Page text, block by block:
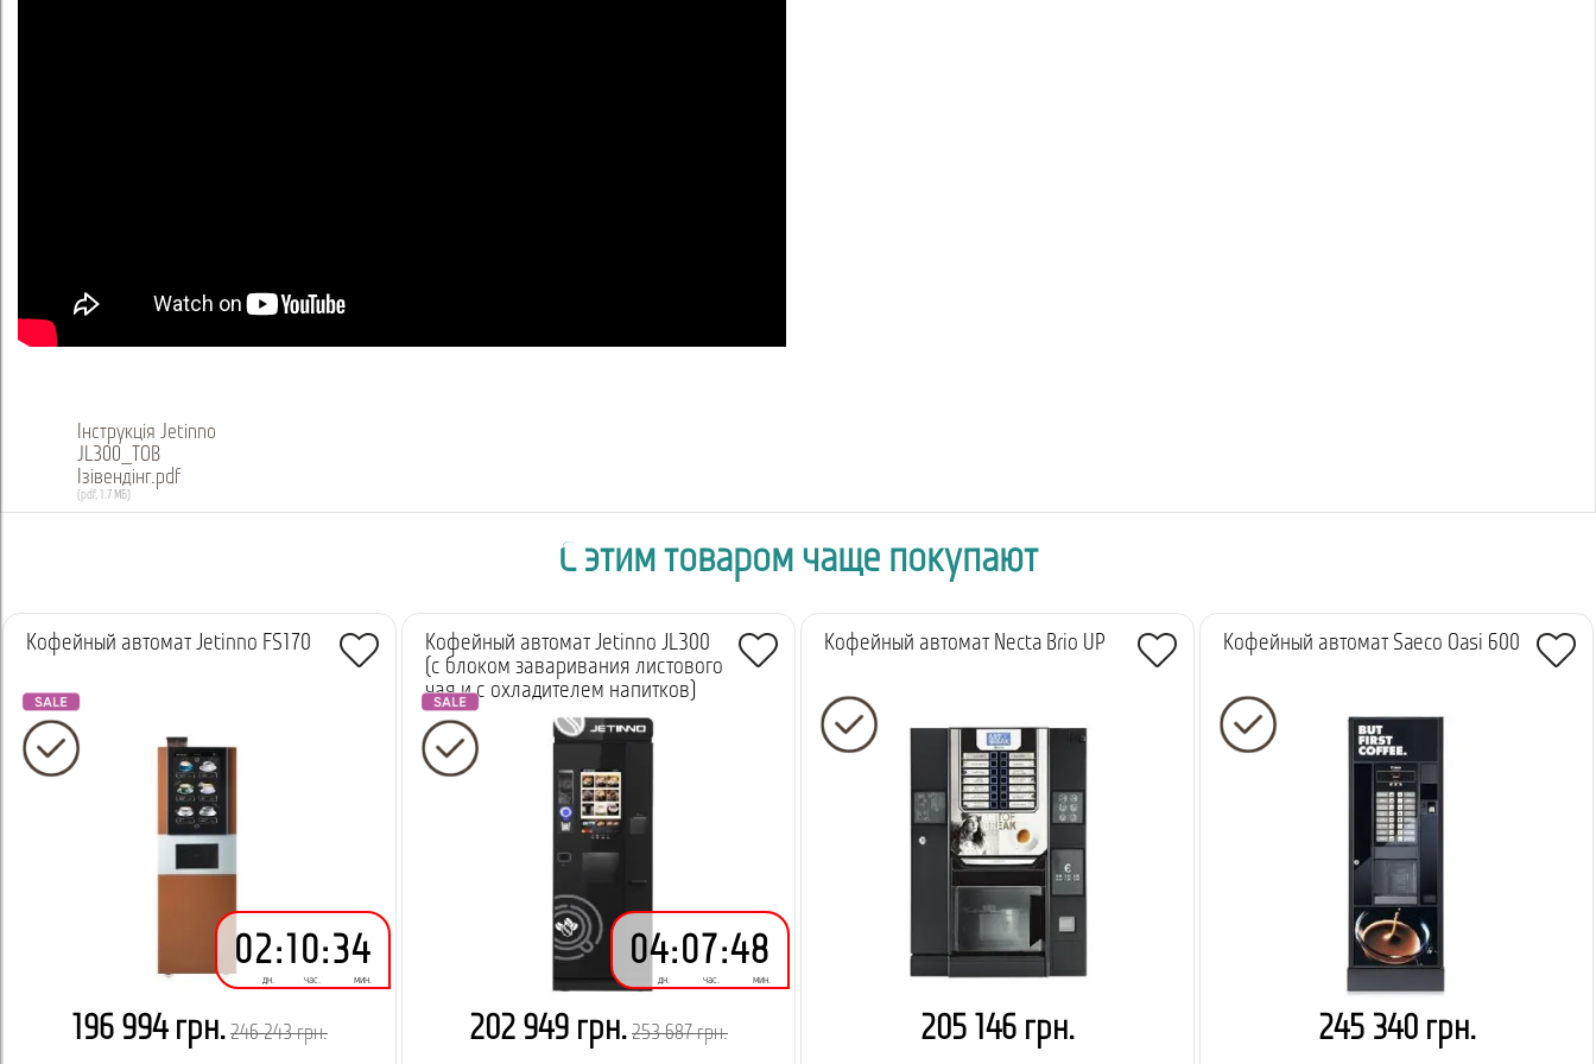
Інструкція Jetinno
JL300_ТОВ
Ізівендінг.pdf
(pdf, 1.7 МБ)
С этим товаром чаще покупают
Кофейный автомат Jetinno FS170
02
дн.
: 10
час.
:34
мин.
196 994 грн. 246 243 грн.
Кофейный автомат Jetinno JL300
(с блоком заваривания листового
чая и с охладителем напитков)
04
дн.
:07
час.
:48
мин.
202 949 грн. 253 687 грн.
Кофейный автомат Necta Brio UP
205 146 грн.
Кофейный автомат Saeco Oasi 600
245 340 грн.